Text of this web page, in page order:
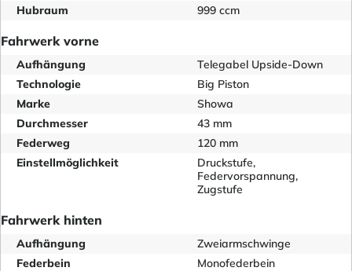
Hubraum
999 ccm
Fahrwerk vorne
Aufhängung
Telegabel Upside-Down
Technologie
Big Piston
Marke
Showa
Durchmesser
43 mm
Federweg
120 mm
Einstellmöglichkeit
Druckstufe,
Federvorspannung,
Zugstufe
Fahrwerk hinten
Aufhängung
Zweiarmschwinge
Federbein
Monofederbein